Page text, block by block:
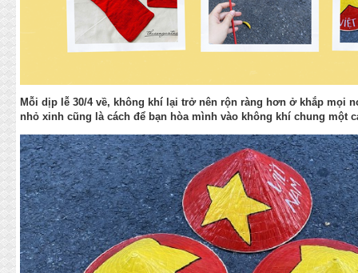
Mỗi dịp lễ 30/4 về, không khí lại trở nên rộn ràng hơn ở khắp mọi
nhỏ xinh cũng là cách để bạn hòa mình vào không khí chung một